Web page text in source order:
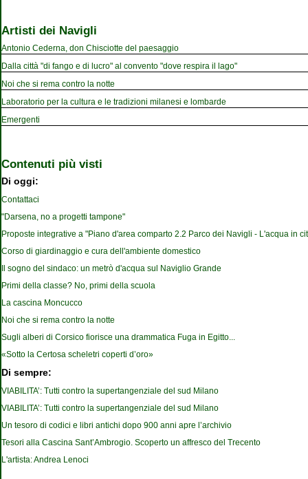
Artisti dei Navigli
Antonio Cederna, don Chisciotte del paesaggio
Dalla città "di fango e di lucro" al convento "dove respira il lago"
Noi che si rema contro la notte
Laboratorio per la cultura e le tradizioni milanesi e lombarde
Emergenti
Contenuti più visti
Di oggi:
Contattaci
"Darsena, no a progetti tampone"
Proposte integrative a "Piano d'area comparto 2.2 Parco dei Navigli - L'acqua in
Corso di giardinaggio e cura dell'ambiente domestico
Il sogno del sindaco: un metrò d'acqua sul Naviglio Grande
Primi della classe? No, primi della scuola
La cascina Moncucco
Noi che si rema contro la notte
Sugli alberi di Corsico fiorisce una drammatica Fuga in Egitto...
«Sotto la Certosa scheletri coperti d’oro»
Di sempre:
VIABILITA’: Tutti contro la supertangenziale del sud Milano
VIABILITA’: Tutti contro la supertangenziale del sud Milano
Un tesoro di codici e libri antichi dopo 900 anni apre l’archivio
Tesori alla Cascina Sant’Ambrogio. Scoperto un affresco del Trecento
L'artista: Andrea Lenoci